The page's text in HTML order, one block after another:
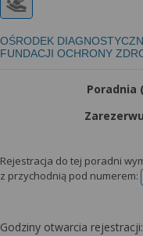
OŚRODEK
FUNDACJI OCHRONY
Poradnia
Rejestracja do tej poradni
z przychodnią pod numerem:
Godziny otwarcia rejestracji: